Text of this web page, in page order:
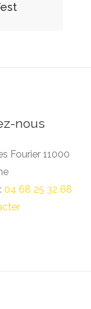
nous
Fourier 11000
04 68 25 32 68